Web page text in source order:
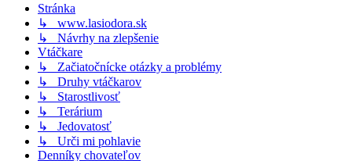
Stránka
↳ www.lasiodora.sk
↳ Návrhy na zlepšenie
Vtáčkare
↳ Začiatočnícke otázky a problémy
↳ Druhy vtáčkarov
↳ Starostlivosť
↳ Terárium
↳ Jedovatosť
↳ Urči mi pohlavie
Denníky chovateľov